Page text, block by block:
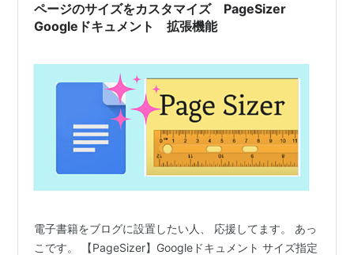
ページのサイズをカスタマイズ PageSizer
Googleドキュメント 拡張機能
電子書籍をブログに設置したい人、 応援してます。 あっ
こです。 【PageSizer】Googleドキュメント サイズ指定